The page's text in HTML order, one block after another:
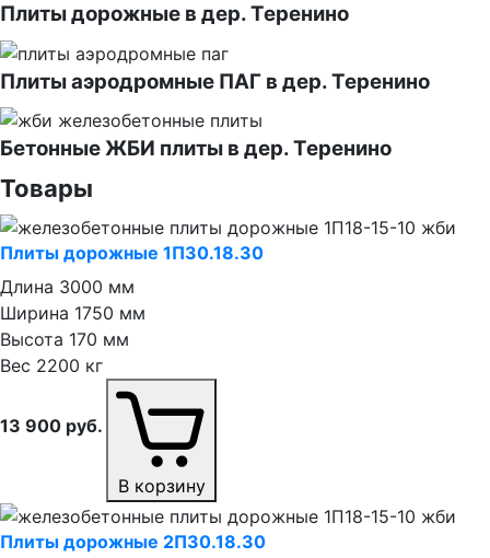
Плиты дорожные в дер. Теренино
Плиты аэродромные ПАГ в дер. Теренино
Бетонные ЖБИ плиты в дер. Теренино
Товары
Плиты дорожные 1П30.18.30
Длина 3000 мм
Ширина 1750 мм
Высота 170 мм
Вес 2200 кг
13 900 руб.
В корзину
Плиты дорожные 2П30.18.30